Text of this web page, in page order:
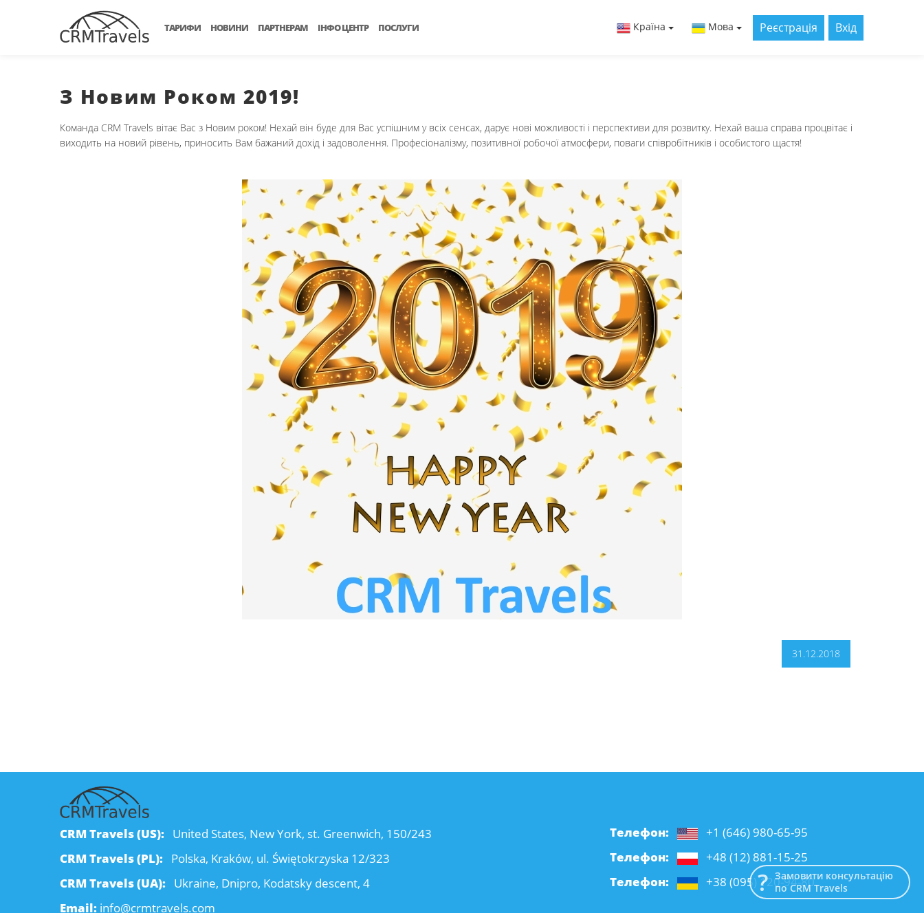
ТАРИФИ НОВИНИ ПАРТНЕРАМ ІНФО ЦЕНТР ПОСЛУГИ Країна Мова Реєстрація Вхід
З Новим Роком 2019!
Команда CRM Travels вітає Вас з Новим роком! Нехай він буде для Вас успішним у всіх сенсах, дарує нові можливості і перспективи для розвитку. Нехай ваша справа процвітає і
виходить на новий рівень, приносить Вам бажаний дохід і задоволення. Професіоналізму, позитивної робочої атмосфери, поваги співробітників і особистого щастя!
31.12.2018
CRM Travels (US): United States, New York, st. Greenwich, 150/243
CRM Travels (PL): Polska, Kraków, ul. Świętokrzyska 12/323
CRM Travels (UA): Ukraine, Dnipro, Kodatsky descent, 4
Email: info@crmtravels.com
Телефон:
+1 (646) 980-65-95
Телефон:
+48 (12) 881-15-25
Телефон:
+38 (095) 120-94-80Замовити консультацію
по CRM Travels